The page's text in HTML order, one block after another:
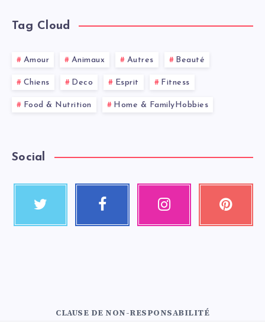
Tag Cloud
Amour Animaux Autres Beauté
Chiens Deco Esprit Fitness
Food & Nutrition Home & FamilyHobbies
Social
CLAUSE DE NON-RESPONSABILITÉ